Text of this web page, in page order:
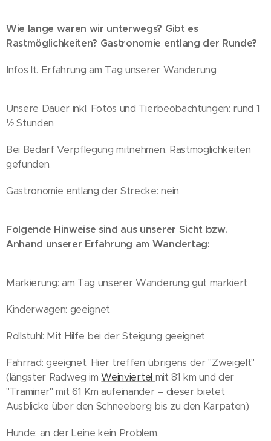
Wie lange waren wir unterwegs? Gibt es
Rastmöglichkeiten? Gastronomie entlang der Runde?
Infos lt. Erfahrung am Tag unserer Wanderung
Unsere Dauer inkl. Fotos und Tierbeobachtungen: rund 1
½ Stunden
Bei Bedarf Verpflegung mitnehmen, Rastmöglichkeiten
gefunden.
Gastronomie entlang der Strecke: nein
Folgende Hinweise sind aus unserer Sicht bzw.
Anhand unserer Erfahrung am Wandertag:
Markierung: am Tag unserer Wanderung gut markiert
Kinderwagen: geeignet
Rollstuhl: Mit Hilfe bei der Steigung geeignet
Fahrrad: geeignet. Hier treffen übrigens der "Zweigelt"
(längster Radweg imWeinviertel mit 81 km und der
"Traminer" mit 61 Km aufeinander – dieser bietet
Ausblicke über den Schneeberg bis zu den Karpaten)
Hunde: an der Leine kein Problem.